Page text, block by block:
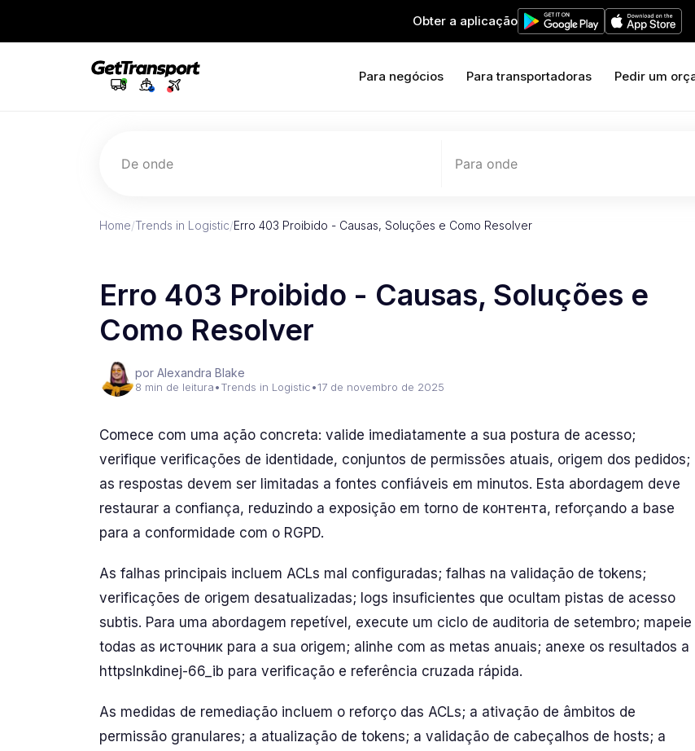
Obter a aplicação
Para negócios Para transportadoras Pedir um
De onde Para onde
Home/Trends in Logistic/Erro 403 Proibido - Causas, Soluções e Como Resolver
Erro 403 Proibido - Causas, Soluções e
Como Resolver
por Alexandra Blake
8 min de leitura•Trends in Logistic•17 de novembro de 2025
Comece com uma ação concreta: valide imediatamente a sua postura de acesso;
verifique verificações de identidade, conjuntos de permissões atuais, origem dos pedidos;
as respostas devem ser limitadas a fontes confiáveis em minutos. Esta abordagem deve
restaurar a confiança, reduzindo a exposição em torno de контента, reforçando a base
para a conformidade com o RGPD.
As falhas principais incluem ACLs mal configuradas; falhas na validação de tokens;
verificações de origem desatualizadas; logs insuficientes que ocultam pistas de acesso
subtis. Para uma abordagem repetível, execute um ciclo de auditoria de setembro; mapeie
todas as источник para a sua origem; alinhe com as metas anuais; anexe os resultados a
httpslnkdinej-66_ib para verificação e referência cruzada rápida.
As medidas de remediação incluem o reforço das ACLs; a ativação de âmbitos de
permissão granulares; a atualização de tokens; a validação de cabeçalhos de hosts; a